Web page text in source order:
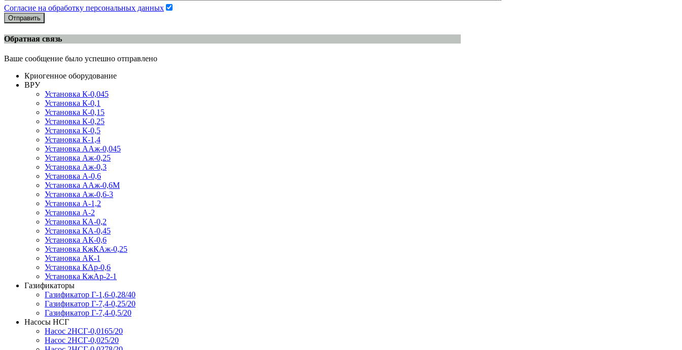
Согласие на обработку персональных данных
Отправить
Обратная связь
Ваше сообщение было успешно отправлено
Криогенное оборудование
ВРУ
Установка К-0,045
Установка К-0,1
Установка К-0,15
Установка К-0,25
Установка К-0,5
Установка К-1,4
Установка ААж-0,045
Установка Аж-0,25
Установка Аж-0,3
Установка А-0,6
Установка ААж-0,6М
Установка Аж-0,6-3
Установка А-1,2
Установка А-2
Установка КА-0,2
Установка КА-0,45
Установка АК-0,6
Установка КжКАж-0,25
Установка АК-1
Установка КАр-0,6
Установка КжАр-2-1
Газификаторы
Газификатор Г-1,6-0,28/40
Газификатор Г-7,4-0,25/20
Газификатор Г-7,4-0,5/20
Насосы НСГ
Насос 2НСГ-0,0165/20
Насос 2НСГ-0,025/20